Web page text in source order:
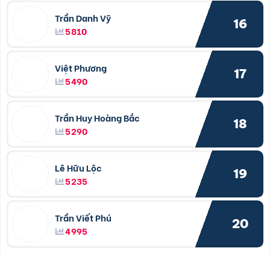
Trần Danh Vỹ
5810
16
Việt Phương
5490
17
Trần Huy Hoàng Bắc
5290
18
Lê Hữu Lộc
5235
19
Trần Viết Phú
4995
20